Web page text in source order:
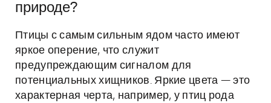
природе?
Птицы с самым сильным ядом часто имеют
яркое оперение, что служит
предупреждающим сигналом для
потенциальных хищников. Яркие цвета — это
характерная черта, например, у птиц рода